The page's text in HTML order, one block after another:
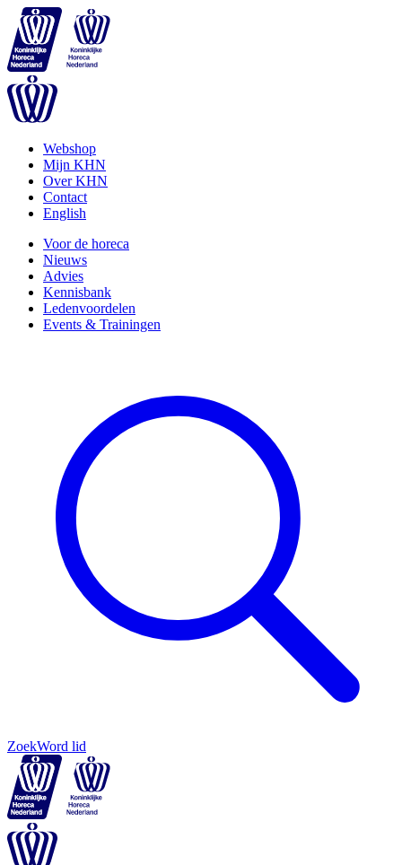
Webshop
Mijn KHN
Over KHN
Contact
English
Voor de horeca
Nieuws
Advies
Kennisbank
Ledenvoordelen
Events & Trainingen
ZoekWord lid